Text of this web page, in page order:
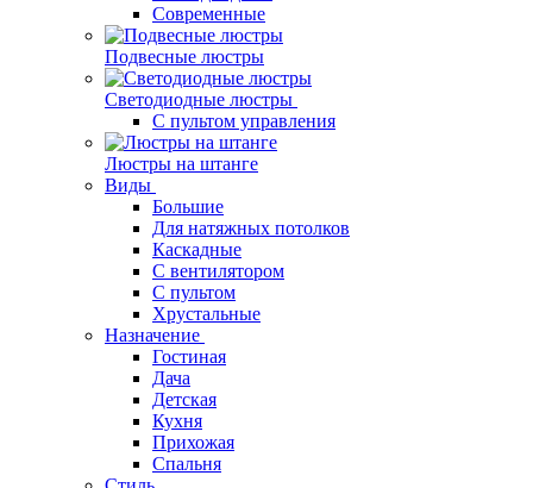
Современные
Подвесные люстры
Светодиодные люстры
С пультом управления
Люстры на штанге
Виды
Большие
Для натяжных потолков
Каскадные
С вентилятором
С пультом
Хрустальные
Назначение
Гостиная
Дача
Детская
Кухня
Прихожая
Спальня